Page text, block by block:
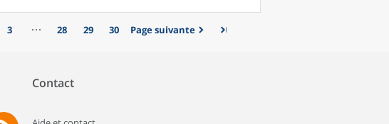
3 28 29 30 Page suivante
Contact